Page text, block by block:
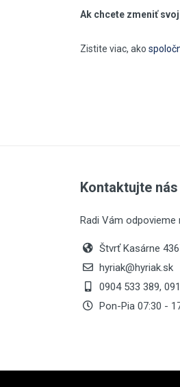
Ak chcete zmeniť
Zistite viac, ako
Kontaktujte nás
Radi Vám odpovieme
Štvrť Kasárne
hyriak@hyriak.sk
0904 533 389,
Pon-Pia 07:30 -